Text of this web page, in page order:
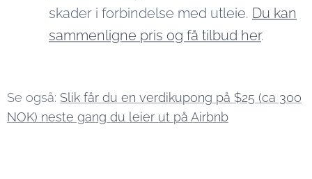
skader i forbindelse med utleie. Du kan
sammenligne pris og få tilbud her.
Se også: Slik får du en verdikupong på $25 (ca 300
NOK) neste gang du leier ut på Airbnb